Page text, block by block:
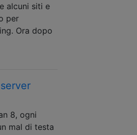
alcuni siti e
per
Ora dopo
8, ogni
mal di testa